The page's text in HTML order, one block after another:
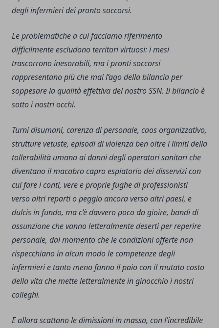
degli infermieri dei pronto soccorsi.
Le problematiche a cui facciamo riferimento
difficilmente escludono territori virtuosi: i mesi
trascorrono inesorabili, ma i pronti soccorsi
rappresentano più che mai l’ago della bilancia per
soppesare la qualità effettiva del nostro SSN. Il bilancio è
sotto i nostri occhi.
Turni disumani, carenza di personale, caos organizzativo,
strutture vetuste, episodi di violenza ben oltre i limiti della
tollerabilità umana ai danni degli operatori sanitari che
diventano il macabro capro espiatorio dei disservizi con
cui fare i conti, vere e proprie fughe di professionisti
verso altri reparti o peggio ancora verso altri paesi, e
dulcis in fundo, ma c’è davvero poco da gioire, bandi di
assunzione che vanno letteralmente deserti per reperire
personale, dal momento che le condizioni offerte non
rispecchiano in alcun modo le competenze degli
infermieri e tanto meno fanno il paio con il mutato costo
della vita che mette letteralmente in ginocchio i nostri
colleghi.
E allora scattano le dimissioni in massa, con l’incredibile